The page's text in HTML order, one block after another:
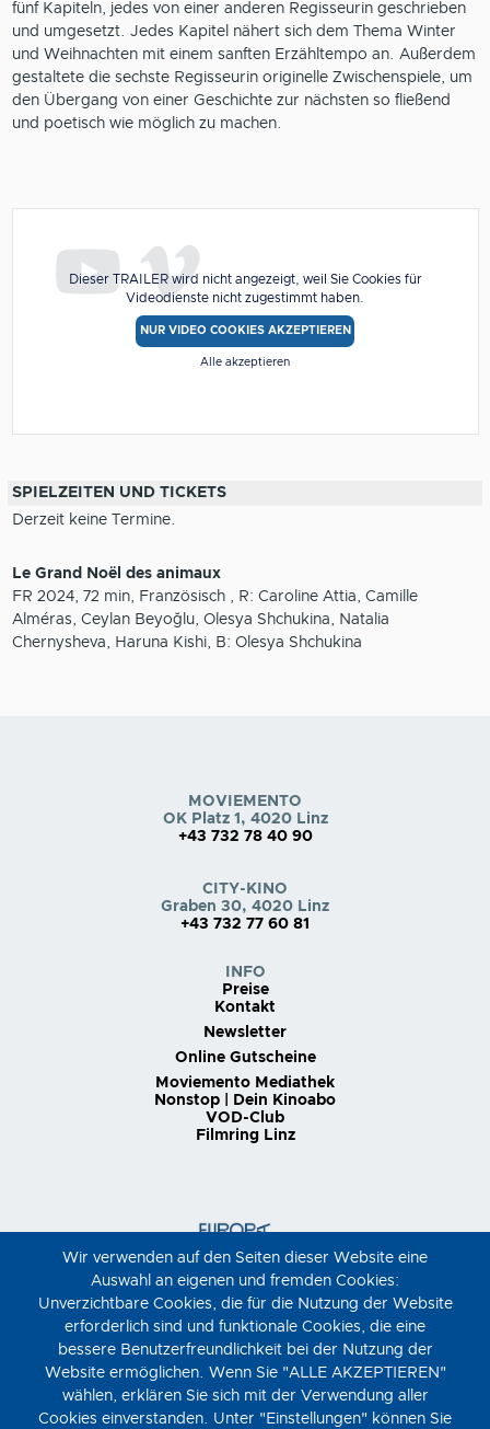
Dieser TRAILER wird nicht angezeigt, weil Sie Cookies für
Videodienste nicht zugestimmt haben.
NUR VIDEO COOKIES AKZEPTIEREN
Alle akzeptieren
fünf Kapiteln, jedes von einer anderen Regisseurin geschrieben
und umgesetzt. Jedes Kapitel nähert sich dem Thema Winter
und Weihnachten mit einem sanften Erzähltempo an. Außerdem
gestaltete die sechste Regisseurin originelle Zwischenspiele, um
den Übergang von einer Geschichte zur nächsten so fließend
und poetisch wie möglich zu machen.
SPIELZEITEN UND TICKETS
Derzeit keine Termine.
Le Grand Noël des animaux
FR 2024, 72 min, Französisch , R: Caroline Attia, Camille
Alméras, Ceylan Beyoğlu, Olesya Shchukina, Natalia
Chernysheva, Haruna Kishi, B: Olesya Shchukina
MOVIEMENTO
OK Platz 1, 4020 Linz
+43 732 78 40 90
CITY-KINO
Graben 30, 4020 Linz
+43 732 77 60 81
INFO
Preise
Kontakt
Newsletter
Online Gutscheine
Moviemento Mediathek
Nonstop | Dein Kinoabo
VOD-Club
Filmring Linz
Wir verwenden auf den Seiten dieser Website eine
Auswahl an eigenen und fremden Cookies:
Unverzichtbare Cookies, die für die Nutzung der Website
erforderlich sind und funktionale Cookies, die eine
bessere Benutzerfreundlichkeit bei der Nutzung der
Website ermöglichen. Wenn Sie "ALLE AKZEPTIEREN"
wählen, erklären Sie sich mit der Verwendung aller
Cookies einverstanden. Unter "Einstellungen" können Sie